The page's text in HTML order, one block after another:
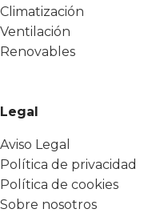
Climatización
Ventilación
Renovables
Legal
Aviso Legal
Política de privacidad
Política de cookies
Sobre nosotros